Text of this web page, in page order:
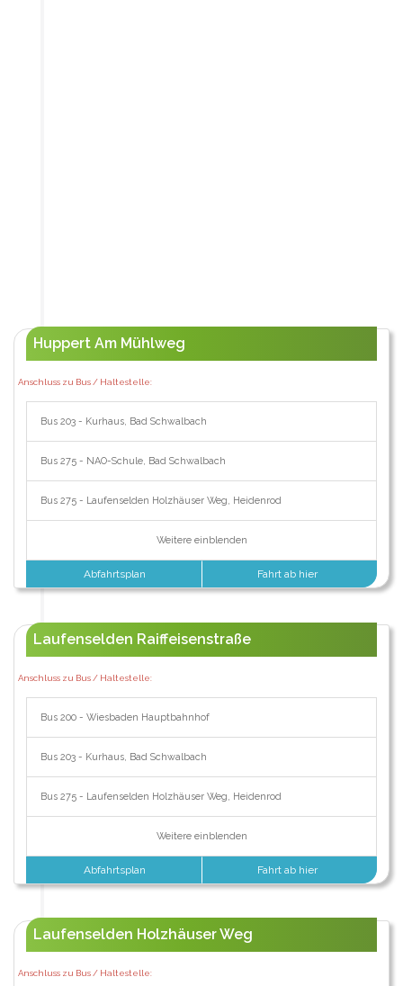
Huppert Am Mühlweg
Anschluss zu Bus / Haltestelle:
Bus 203 - Kurhaus, Bad Schwalbach
Bus 275 - NAO-Schule, Bad Schwalbach
Bus 275 - Laufenselden Holzhäuser Weg, Heidenrod
Weitere einblenden
Abfahrtsplan Fahrt ab hier
Laufenselden Raiffeisenstraße
Anschluss zu Bus / Haltestelle:
Bus 200 - Wiesbaden Hauptbahnhof
Bus 203 - Kurhaus, Bad Schwalbach
Bus 275 - Laufenselden Holzhäuser Weg, Heidenrod
Weitere einblenden
Abfahrtsplan Fahrt ab hier
Laufenselden Holzhäuser Weg
Anschluss zu Bus / Haltestelle: